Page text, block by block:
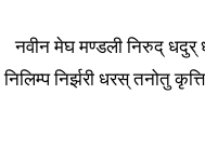
नवीन मेघ मण्डली निरुद् धदुर्
निलिम्प निर्झरी धरस् तनोतु